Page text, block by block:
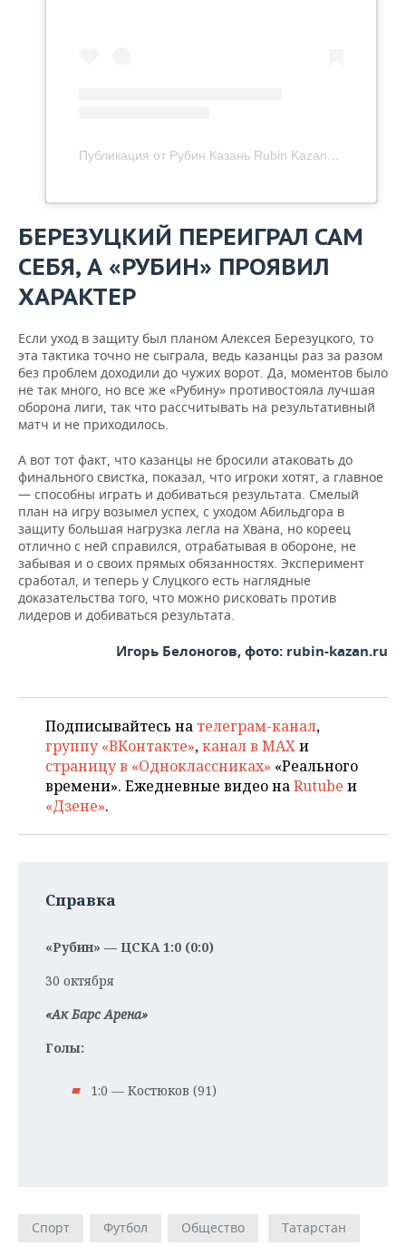
Публикация от Рубин Казань Rubin Kazan (@fcrk)
БЕРЕЗУЦКИЙ ПЕРЕИГРАЛ САМ
СЕБЯ, А «РУБИН» ПРОЯВИЛ
ХАРАКТЕР
Если уход в защиту был планом Алексея Березуцкого, то
эта тактика точно не сыграла, ведь казанцы раз за разом
без проблем доходили до чужих ворот. Да, моментов было
не так много, но все же «Рубину» противостояла лучшая
оборона лиги, так что рассчитывать на результативный
матч и не приходилось.
А вот тот факт, что казанцы не бросили атаковать до
финального свистка, показал, что игроки хотят, а главное
— способны играть и добиваться результата. Смелый
план на игру возымел успех, с уходом Абильдгора в
защиту большая нагрузка легла на Хвана, но кореец
отлично с ней справился, отрабатывая в обороне, не
забывая и о своих прямых обязанностях. Эксперимент
сработал, и теперь у Слуцкого есть наглядные
доказательства того, что можно рисковать против
лидеров и добиваться результата.
Игорь Белоногов, фото: rubin-kazan.ru
Подписывайтесь на телеграм-канал,
группу «ВКонтакте»,канал в MAXи
страницу в «Одноклассниках» «Реального
времени». Ежедневные видео наRutube и
«Дзене».
Справка
«Рубин» — ЦСКА 1:0 (0:0)
30 октября
«Ак Барс Арена»
Голы:
1:0 — Костюков (91)
Спорт Футбол Общество Татарстан